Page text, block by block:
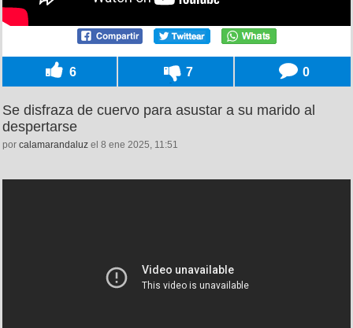
6 7 0
Se disfraza de cuervo para asustar a su marido al
despertarse
por calamarandaluz el 8 ene 2025, 11:51